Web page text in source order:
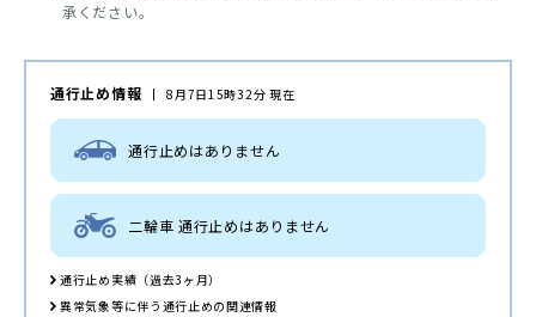
承ください。
通行止め情報 8月7日15時32分 現在
通行止めはありません
二輪車 通行止めはありません
通行止め実績（過去3ヶ月）
異常気象等に伴う通行止めの関連情報